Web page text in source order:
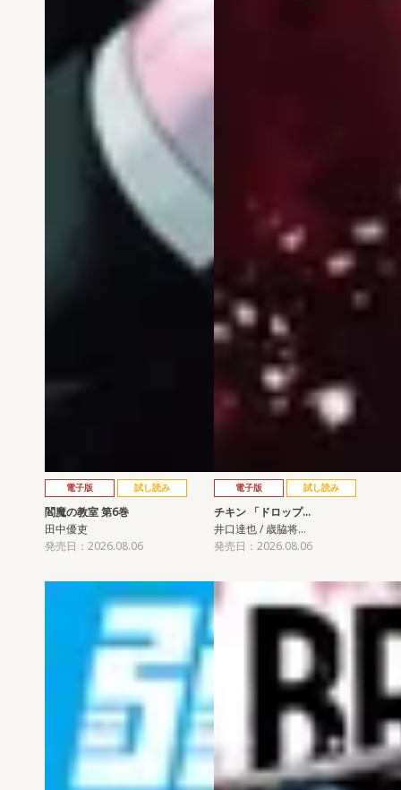
電子版 試し読み
閻魔の教室 第6巻
田中優吏
発売日：2026.08.06
電子版 試し読み
チキン 「ドロップ…
井口達也 / 歳脇将…
発売日：2026.08.06